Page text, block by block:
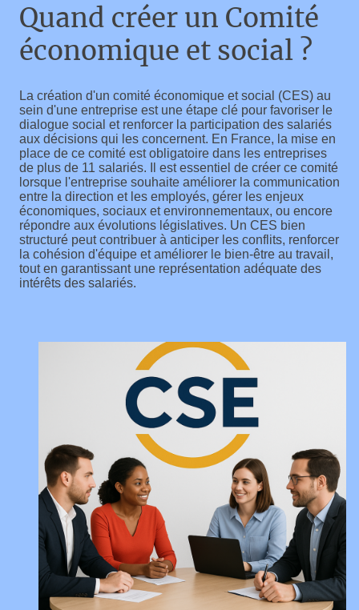
Quand créer un Comité
économique et social ?
La création d'un comité économique et social (CES) au
sein d'une entreprise est une étape clé pour favoriser le
dialogue social et renforcer la participation des salariés
aux décisions qui les concernent. En France, la mise en
place de ce comité est obligatoire dans les entreprises
de plus de 11 salariés. Il est essentiel de créer ce comité
lorsque l'entreprise souhaite améliorer la communication
entre la direction et les employés, gérer les enjeux
économiques, sociaux et environnementaux, ou encore
répondre aux évolutions législatives. Un CES bien
structuré peut contribuer à anticiper les conflits, renforcer
la cohésion d'équipe et améliorer le bien-être au travail,
tout en garantissant une représentation adéquate des
intérêts des salariés.